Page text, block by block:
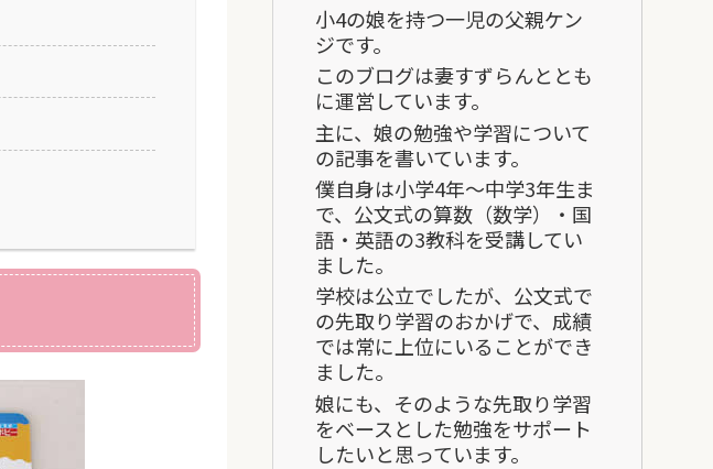
小4の娘を持つ一児の父親ケン
ジです。
このブログは妻すずらんととも
に運営しています。
主に、娘の勉強や学習について
の記事を書いています。
僕自身は小学4年～中学3年生ま
で、公文式の算数（数学）・国
語・英語の3教科を受講してい
ました。
学校は公立でしたが、公文式で
の先取り学習のおかげで、成績
では常に上位にいることができ
ました。
娘にも、そのような先取り学習
をベースとした勉強をサポート
したいと思っています。